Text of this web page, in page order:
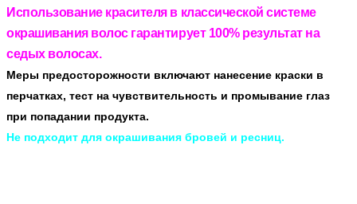
Использование красителя в классической системе
окрашивания волос гарантирует 100% результат на
седых волосах.
Меры предосторожности включают нанесение краски в
перчатках, тест на чувствительность и промывание глаз
при попадании продукта.
Не подходит для окрашивания бровей и ресниц.